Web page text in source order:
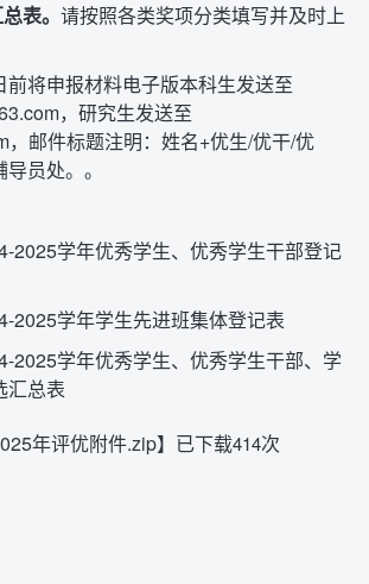
表。 请按照各类奖项分类填写并及时上
前将申报材料电子版本科生发送至
，研究生发送至
，邮件标题注明：姓名+优生/优干/优
员处。。
2025学年优秀学生、优秀学生干部登记
2025学年学生先进班集体登记表
2025学年优秀学生、优秀学生干部、学
汇总表
年评优附件.zip】已下载414次